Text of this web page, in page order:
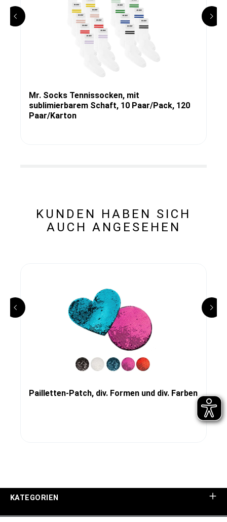
Mr. Socks Tennissocken, mit
sublimierbarem Schaft, 10 Paar/Pack, 120
Paar/Karton
KUNDEN HABEN SICH
AUCH ANGESEHEN
Pailletten-Patch, div. Formen und div. Farben
KATEGORIEN